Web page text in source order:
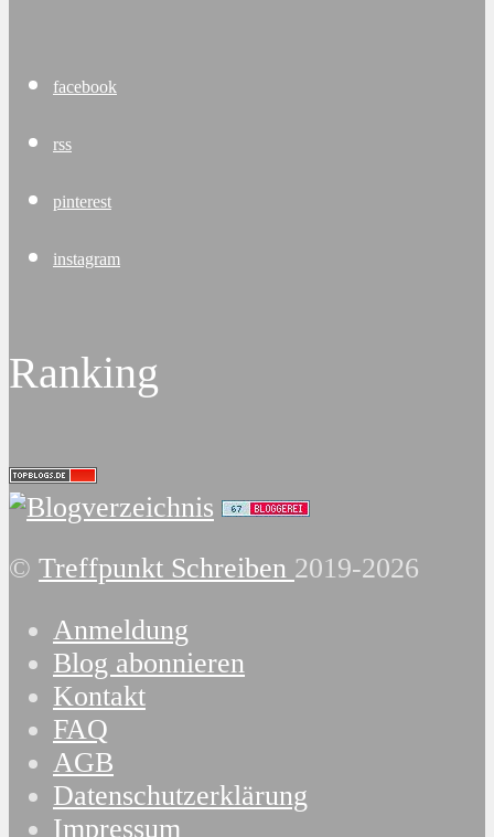
facebook
rss
pinterest
instagram
Ranking
© Treffpunkt Schreiben 2019-2026
Anmeldung
Blog abonnieren
Kontakt
FAQ
AGB
Datenschutzerklärung
Impressum